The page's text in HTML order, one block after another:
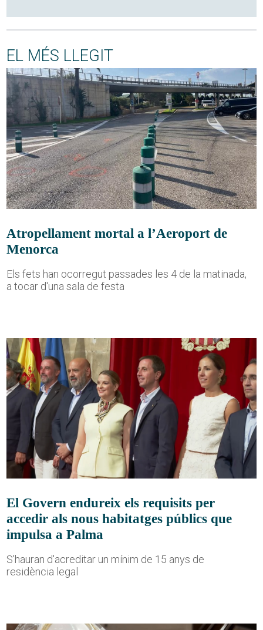
EL MÉS LLEGIT
Atropellament mortal a l’Aeroport de
Menorca
Els fets han ocorregut passades les 4 de la matinada,
a tocar d'una sala de festa
El Govern endureix els requisits per
accedir als nous habitatges públics que
impulsa a Palma
S'hauran d'acreditar un mínim de 15 anys de
residència legal